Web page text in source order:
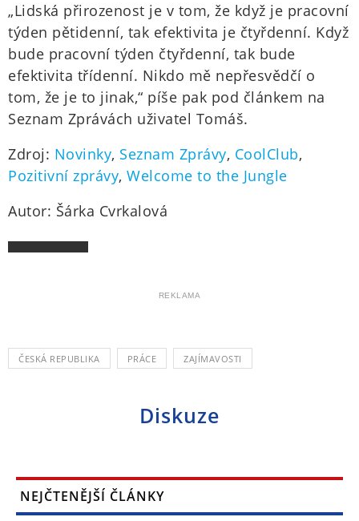
„Lidská přirozenost je v tom, že když je pracovní
týden pětidenní, tak efektivita je čtyřdenní. Když
bude pracovní týden čtyřdenní, tak bude
efektivita třídenní. Nikdo mě nepřesvědčí o
tom, že je to jinak,“ píše pak pod článkem na
Seznam Zprávách uživatel Tomáš.
Zdroj: Novinky, Seznam Zprávy, CoolClub,
Pozitivní zprávy, Welcome to the Jungle
Autor: Šárka Cvrkalová
REKLAMA
ČESKÁ REPUBLIKA PRÁCE ZAJÍMAVOSTI
Diskuze
NEJČTENĚJŠÍ ČLÁNKY